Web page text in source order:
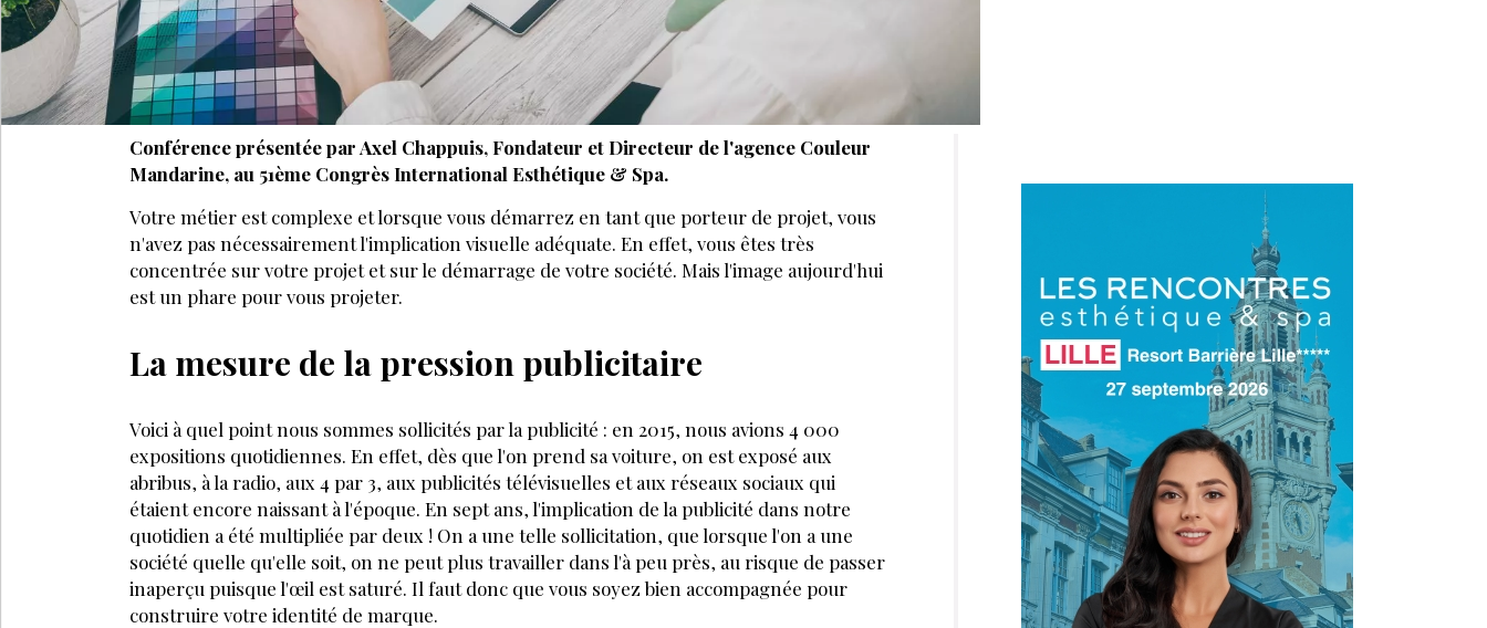
Conférence présentée par Axel Chappuis, Fondateur et Directeur de l'agence Couleur
Mandarine, au 51ème Congrès International Esthétique & Spa.
Votre métier est complexe et lorsque vous démarrez en tant que porteur de projet, vous
n'avez pas nécessairement l'implication visuelle adéquate. En effet, vous êtes très
concentrée sur votre projet et sur le démarrage de votre société. Mais l'image aujourd'hui
est un phare pour vous projeter.
La mesure de la pression publicitaire
Voici à quel point nous sommes sollicités par la publicité : en 2015, nous avions 4 000
expositions quotidiennes. En effet, dès que l'on prend sa voiture, on est exposé aux
abribus, à la radio, aux 4 par 3, aux publicités télévisuelles et aux réseaux sociaux qui
étaient encore naissant à l'époque. En sept ans, l'implication de la publicité dans notre
quotidien a été multipliée par deux ! On a une telle sollicitation, que lorsque l'on a une
société quelle qu'elle soit, on ne peut plus travailler dans l'à peu près, au risque de passer
inaperçu puisque l'œil est saturé. Il faut donc que vous soyez bien accompagnée pour
construire votre identité de marque.